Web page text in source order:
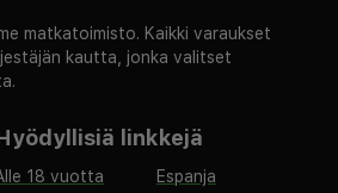
matkatoimisto. Kaikki varaukset
kautta, jonka valitset
linkkejä
18 vuotta
Espanja